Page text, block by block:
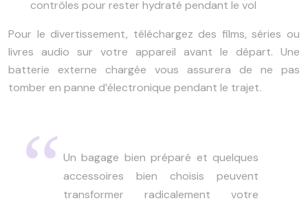
contrôles pour rester hydraté pendant le vol
Pour le divertissement, téléchargez des films, séries ou
livres audio sur votre appareil avant le départ. Une
batterie externe chargée vous assurera de ne pas
tomber en panne d’électronique pendant le trajet.
Un bagage bien préparé et quelques
accessoires bien choisis peuvent
transformer radicalement votre